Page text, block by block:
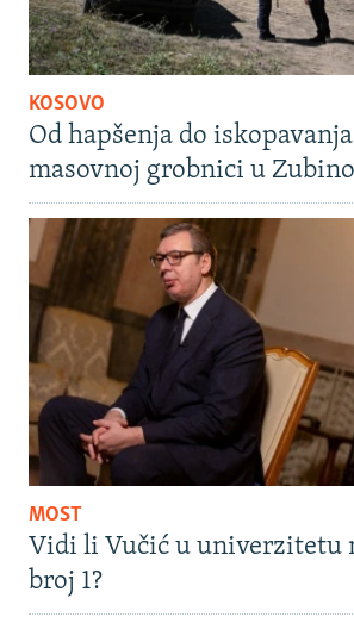
KOSOVO
Od hapšenja do
masovnoj grobnici u
MOST
Vidi li Vučić u univerzitetu
broj 1?